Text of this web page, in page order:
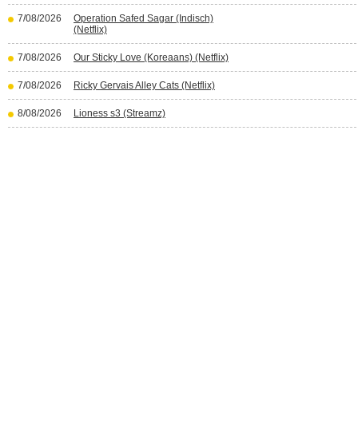
7/08/2026
Operation Safed Sagar (Indisch)
(Netflix)
7/08/2026 Our Sticky Love (Koreaans) (Netflix)
7/08/2026 Ricky Gervais Alley Cats (Netflix)
8/08/2026 Lioness s3 (Streamz)